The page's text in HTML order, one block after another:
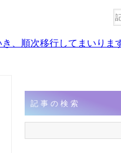
、順次移行してまいります
記事の検索